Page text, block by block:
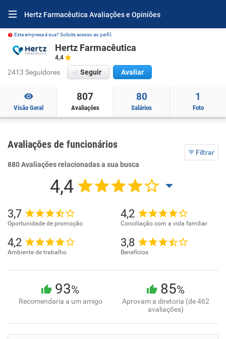
Hertz Farmacêutica Avaliações e Opiniões
Esta empresa é sua? Solicite acesso ao perfil.
Hertz Farmacêutica
4,4
2413 Seguidores Seguir Avaliar
Visão Geral
807
Avaliações
80
Salários
1
Foto
Avaliações de funcionários
Filtrar
880 Avaliações relacionadas a sua busca
4,4
3,7
Oportunidade de promoção
4,2
Conciliação com a vida familiar
4,2
Ambiente de trabalho
3,8
Benefícios
93%
Recomendaria a um amigo
85%
Aprovam a diretoria (de 462
avaliações)